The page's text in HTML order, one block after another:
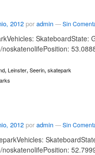
2012 por admin —Sin
SkateboardState:
, Leinster, Seerin, skatepark
2012 por admin —Sin